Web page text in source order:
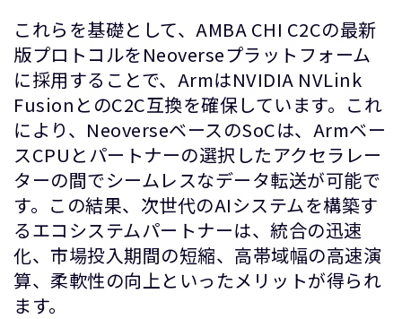
これらを基礎として、AMBA CHI C2Cの最新
版プロトコルをNeoverseプラットフォーム
に採用することで、ArmはNVIDIA NVLink
FusionとのC2C互換を確保しています。これ
により、NeoverseベースのSoCは、Armベー
スCPUとパートナーの選択したアクセラレー
ターの間でシームレスなデータ転送が可能で
す。この結果、次世代のAIシステムを構築す
るエコシステムパートナーは、統合の迅速
化、市場投入期間の短縮、高帯域幅の高速演
算、柔軟性の向上といったメリットが得られ
ます。